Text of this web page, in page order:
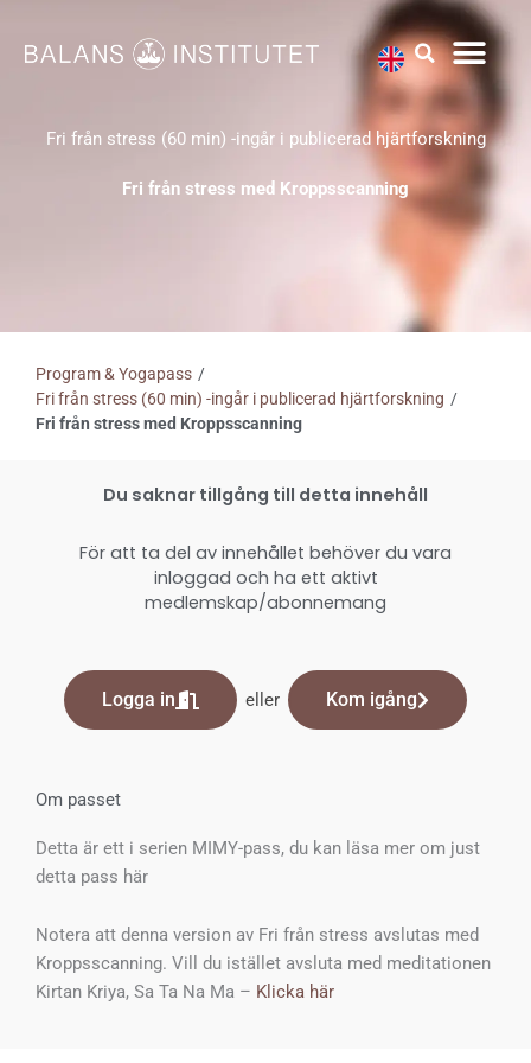
innehåll
Fri från stress (60 min) -ingår i publicerad hjärtforskning
Fri från stress med Kroppsscanning
Program & Yogapass /
Fri från stress (60 min) -ingår i publicerad hjärtforskning /
Fri från stress med Kroppsscanning
Du saknar tillgång till detta innehåll
För att ta del av innehållet behöver du vara
inloggad och ha ett aktivt
medlemskap/abonnemang
Logga in eller Kom igång
Om passet
Detta är ett i serien MIMY-pass, du kan läsa mer om just
detta pass här
Notera att denna version av Fri från stress avslutas med
Kroppsscanning. Vill du istället avsluta med meditationen
Kirtan Kriya, Sa Ta Na Ma – Klicka här